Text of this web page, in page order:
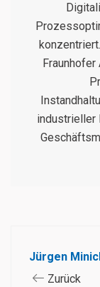
industrieller
Jürgen
Zurück